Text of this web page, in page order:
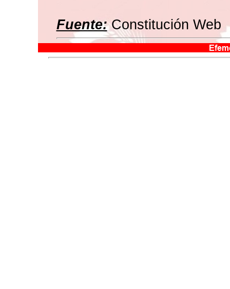
Fuente:Constitución Web